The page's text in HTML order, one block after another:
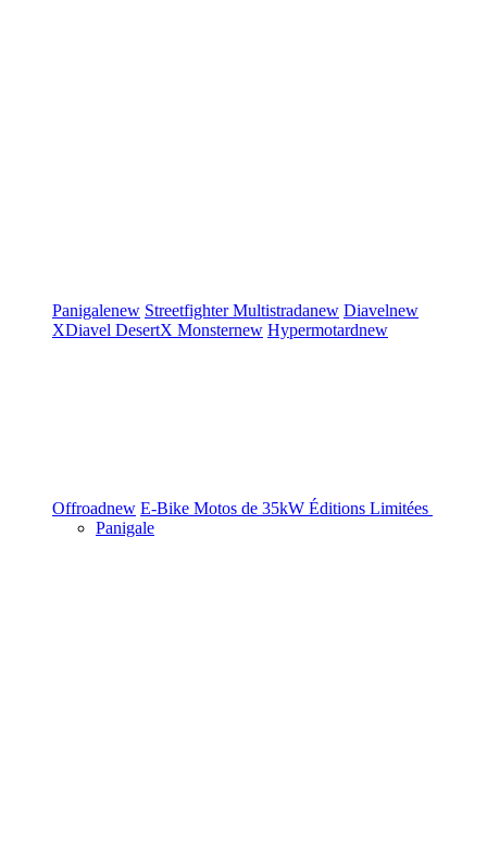
Panigalenew StreetfighterMultistradanew Diavelnew
XDiavel DesertX Monsternew Hypermotardnew
Offroadnew E-Bike Motos de 35kW Éditions Limitées
Panigale